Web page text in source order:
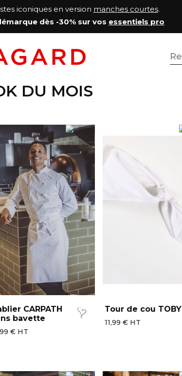
iconiques en version manches courtes.
dès -30% sur vos essentiels pro
DU MOIS
CARPATH
bavette
€ HT
Tour de cou TOBY
11,99 € HT